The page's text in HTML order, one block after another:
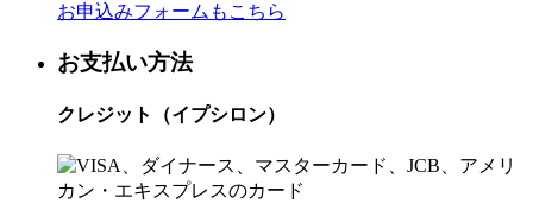
お申込みフォームもこちら
お支払い方法
クレジット（イプシロン）